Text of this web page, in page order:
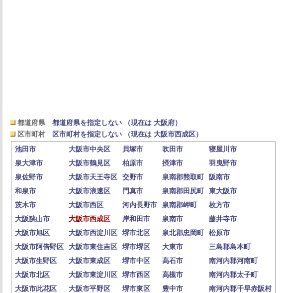
都道府県
都道府県を指定しない （現在は 大阪府）
区市町村
区市町村を指定しない （現在は 大阪市西成区）
池田市
大阪市中央区 貝塚市 吹田市
寝屋川市
泉大津市
大阪市鶴見区 柏原市 摂津市
羽曳野市
泉佐野市
大阪市天王寺区 交野市 泉南郡熊取町
阪南市
和泉市
大阪市浪速区 門真市 泉南郡田尻町
東大阪市
茨木市
大阪市西区 河内長野市 泉南郡岬町
枚方市
大阪狭山市
大阪市西成区 岸和田市 泉南市
藤井寺市
大阪市旭区
大阪市西淀川区 堺市北区 泉北郡忠岡町
松原市
大阪市阿倍野区
大阪市東住吉区 堺市堺区 大東市
三島郡島本町
大阪市生野区
大阪市東成区 堺市中区 高石市
南河内郡河南町
大阪市北区
大阪市東淀川区 堺市西区 高槻市
南河内郡太子町
大阪市此花区
大阪市平野区 堺市東区 豊中市
南河内郡千早赤阪村